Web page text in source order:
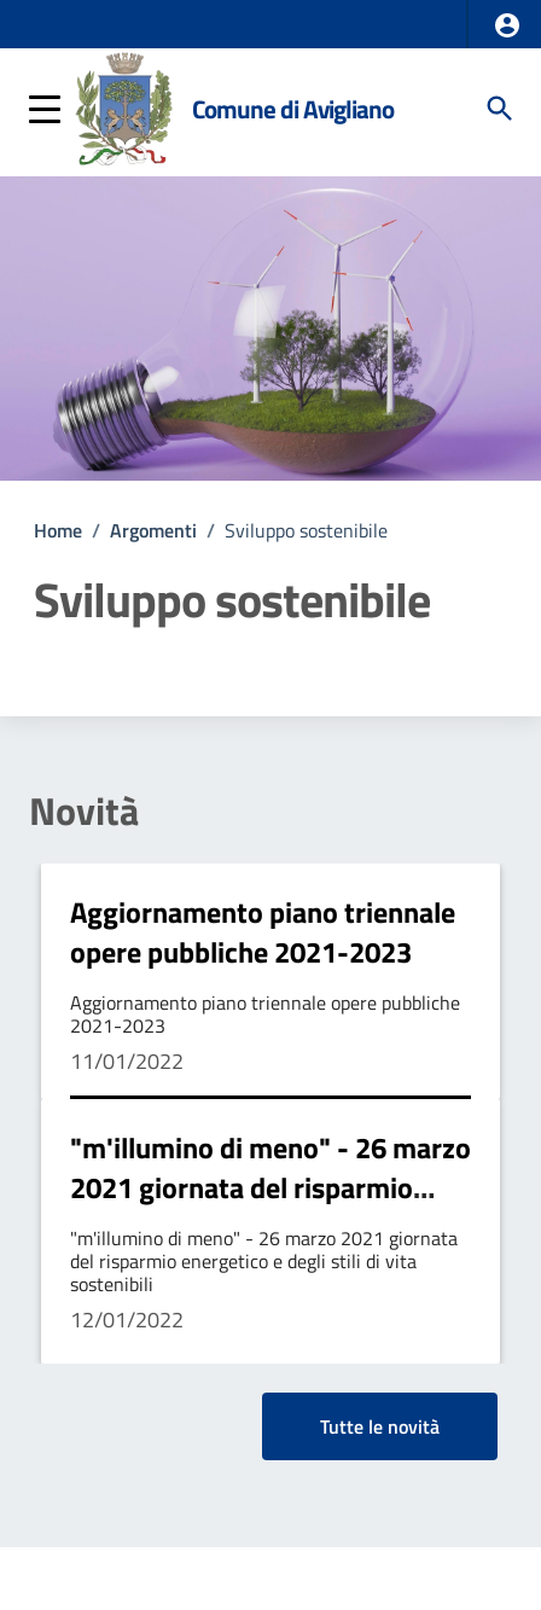
Comune di Avigliano
Home / Argomenti / Sviluppo sostenibile
Sviluppo sostenibile
Novità
Aggiornamento piano triennale
opere pubbliche 2021-2023
Aggiornamento piano triennale opere pubbliche
2021-2023
11/01/2022
"m'illumino di meno" - 26 marzo
2021 giornata del risparmio
energetico e degli stili di vita
sostenibili
"m'illumino di meno" - 26 marzo 2021 giornata
del risparmio energetico e degli stili di vita
sostenibili
12/01/2022
Tutte le novità